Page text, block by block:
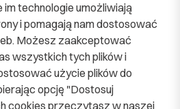
im technologie umożliwiają
i pomagają nam dostosować
Możesz zaakceptować
wszystkich tych plików i
użycie plików do
opcję "Dostosuj
cookies przeczytasz w naszej